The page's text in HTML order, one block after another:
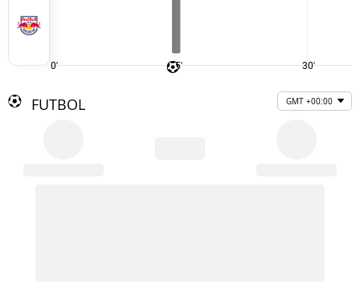
0' 15' 30'
FUTBOL GMT +00:00